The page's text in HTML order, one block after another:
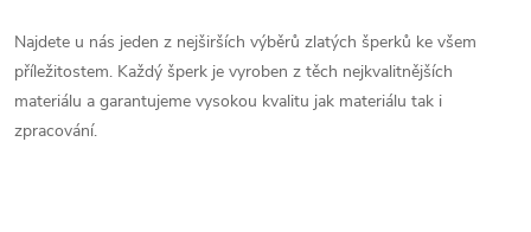
Najdete u nás jeden z nejširších výběrů zlatých šperků ke všem
příležitostem. Každý šperk je vyroben z těch nejkvalitnějších
materiálu a garantujeme vysokou kvalitu jak materiálu tak i
zpracování.